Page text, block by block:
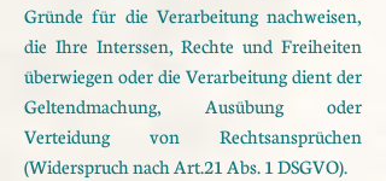
Gründe für die Verarbeitung nachweisen,
die Ihre Interssen, Rechte und Freiheiten
überwiegen oder die Verarbeitung dient der
Geltendmachung, Ausübung oder
Verteidung von Rechtsansprüchen
(Widerspruch nach Art.21 Abs. 1 DSGVO).